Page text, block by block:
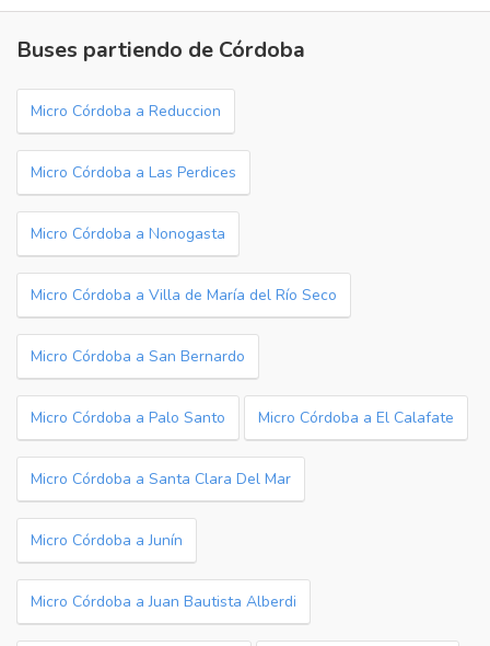
Buses partiendo de Córdoba
Micro Córdoba a Reduccion
Micro Córdoba a Las Perdices
Micro Córdoba a Nonogasta
Micro Córdoba a Villa de María del Río Seco
Micro Córdoba a San Bernardo
Micro Córdoba a Palo Santo Micro Córdoba a El Calafate
Micro Córdoba a Santa Clara Del Mar
Micro Córdoba a Junín
Micro Córdoba a Juan Bautista Alberdi